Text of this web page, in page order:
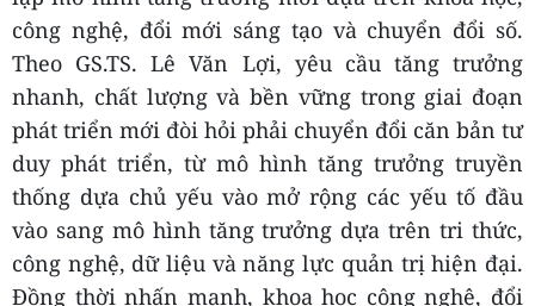
công nghệ, đổi mới sáng tạo và chuyển đổi số.
Theo GS.TS. Lê Văn Lợi, yêu cầu tăng trưởng
nhanh, chất lượng và bền vững trong giai đoạn
phát triển mới đòi hỏi phải chuyển đổi căn bản tư
duy phát triển, từ mô hình tăng trưởng truyền
thống dựa chủ yếu vào mở rộng các yếu tố đầu
vào sang mô hình tăng trưởng dựa trên tri thức,
công nghệ, dữ liệu và năng lực quản trị hiện đại.
Đồng thời nhấn mạnh, khoa học công nghệ, đổi